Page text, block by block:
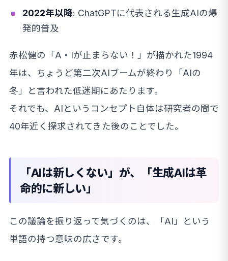
2022年以降: ChatGPTに代表される生成AIの爆
発的普及
赤松健の「A・Iが止まらない！」が描かれた1994
年は、ちょうど第二次AIブームが終わり「AIの
冬」と言われた低迷期にあたります。
それでも、AIというコンセプト自体は研究者の間で
40年近く探求されてきた後のことでした。
「AIは新しくない」が、「生成AIは革
命的に新しい」
この議論を振り返って気づくのは、「AI」という
単語の持つ意味の広さです。